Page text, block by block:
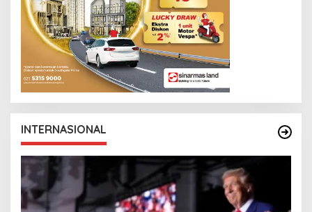
INTERNASIONAL